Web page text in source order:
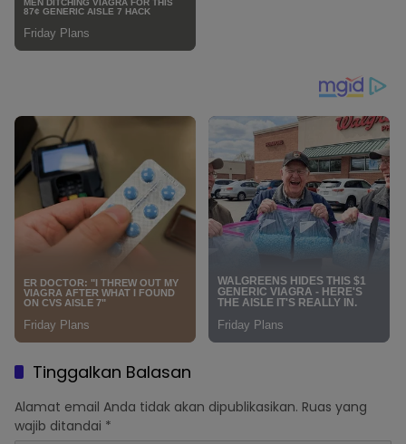
Tinggalkan Balasan
Alamat email Anda tidak akan dipublikasikan. Ruas yang
wajib ditandai *